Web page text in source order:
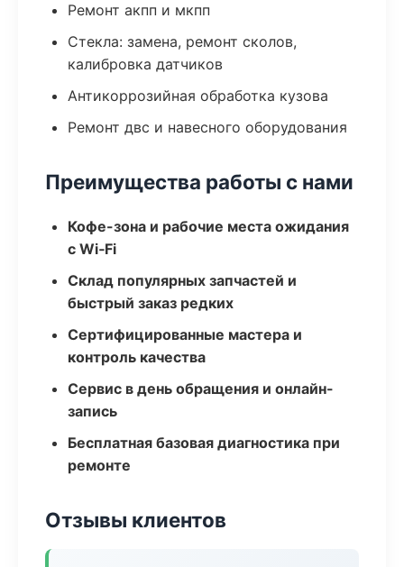
Ремонт акпп и мкпп
Стекла: замена, ремонт сколов,
калибровка датчиков
Антикоррозийная обработка кузова
Ремонт двс и навесного оборудования
Преимущества работы с нами
Кофе-зона и рабочие места ожидания
с Wi‑Fi
Склад популярных запчастей и
быстрый заказ редких
Сертифицированные мастера и
контроль качества
Сервис в день обращения и онлайн-
запись
Бесплатная базовая диагностика при
ремонте
Отзывы клиентов